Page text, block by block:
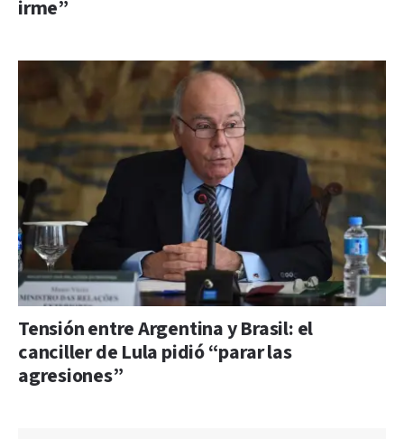
irme”
Tensión entre Argentina y Brasil: el
canciller de Lula pidió “parar las
agresiones”